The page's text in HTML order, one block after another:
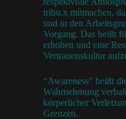
tribu.x mitmachen,
und in den
Vorgang. Das heißt
erhöhen und eine
Vertrauenskultur
“Awareness” heißt
Wahrnehmung
körperlicher
Grenzen.